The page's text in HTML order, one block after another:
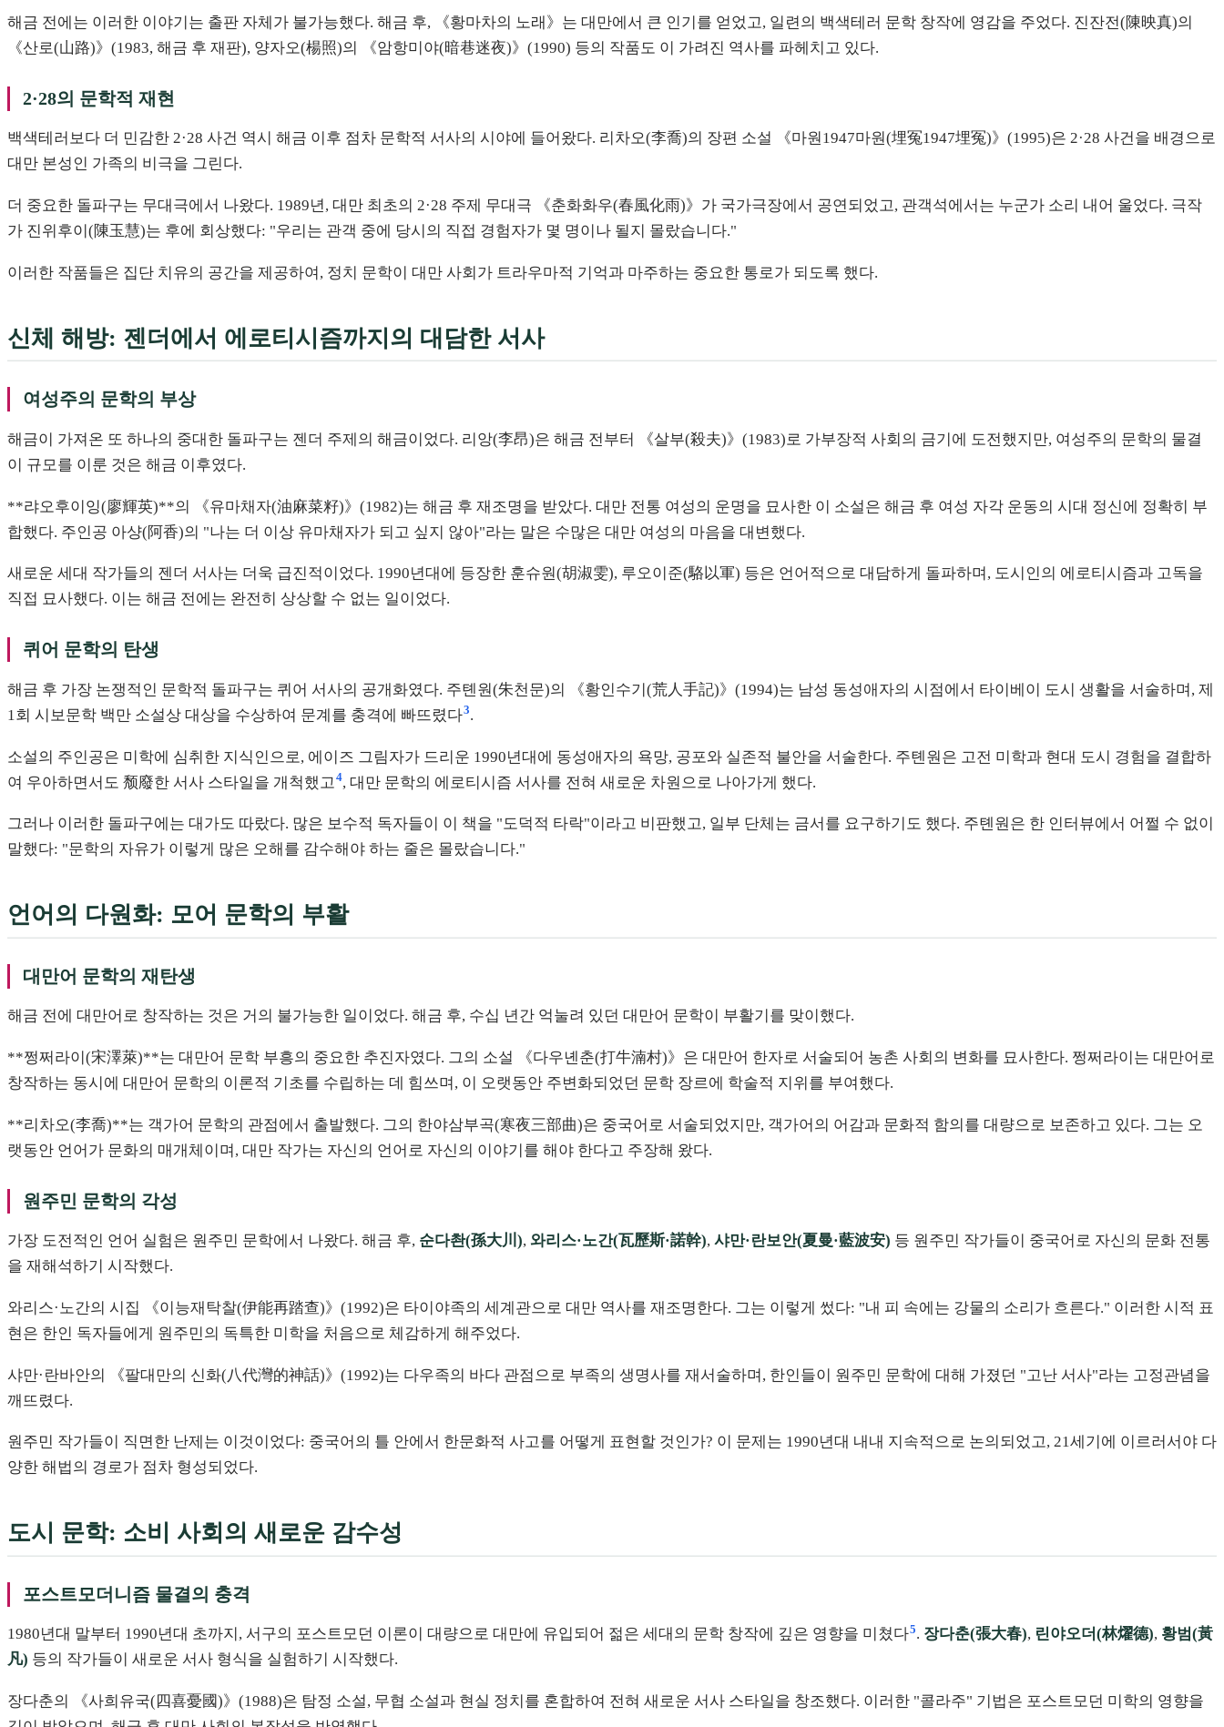
해금 전에는 이러한 이야기는 출판 자체가 불가능했다. 해금 후, 《황마차의 노래》는 대만에서 큰 인기를 얻었고, 일련의 백색테러 문학 창작에 영감을 주었다. 진잔전(陳映真)의
《산로(山路)》(1983, 해금 후 재판), 양자오(楊照)의 《암항미야(暗巷迷夜)》(1990) 등의 작품도 이 가려진 역사를 파헤치고 있다.
2·28의 문학적 재현
백색테러보다 더 민감한 2·28 사건 역시 해금 이후 점차 문학적 서사의 시야에 들어왔다. 리차오(李喬)의 장편 소설 《마원1947마원(埋冤1947埋冤)》(1995)은 2·28 사건을 배경으로
대만 본성인 가족의 비극을 그린다.
더 중요한 돌파구는 무대극에서 나왔다. 1989년, 대만 최초의 2·28 주제 무대극 《춘화화우(春風化雨)》가 국가극장에서 공연되었고, 관객석에서는 누군가 소리 내어 울었다. 극작
가 진위후이(陳玉慧)는 후에 회상했다: "우리는 관객 중에 당시의 직접 경험자가 몇 명이나 될지 몰랐습니다."
이러한 작품들은 집단 치유의 공간을 제공하여, 정치 문학이 대만 사회가 트라우마적 기억과 마주하는 중요한 통로가 되도록 했다.
신체 해방: 젠더에서 에로티시즘까지의 대담한 서사
여성주의 문학의 부상
해금이 가져온 또 하나의 중대한 돌파구는 젠더 주제의 해금이었다. 리앙(李昂)은 해금 전부터 《살부(殺夫)》(1983)로 가부장적 사회의 금기에 도전했지만, 여성주의 문학의 물결
이 규모를 이룬 것은 해금 이후였다.
**랴오후이잉(廖輝英)**의 《유마채자(油麻菜籽)》(1982)는 해금 후 재조명을 받았다. 대만 전통 여성의 운명을 묘사한 이 소설은 해금 후 여성 자각 운동의 시대 정신에 정확히 부
합했다. 주인공 아샹(阿香)의 "나는 더 이상 유마채자가 되고 싶지 않아"라는 말은 수많은 대만 여성의 마음을 대변했다.
새로운 세대 작가들의 젠더 서사는 더욱 급진적이었다. 1990년대에 등장한 훈슈원(胡淑雯), 루오이준(駱以軍) 등은 언어적으로 대담하게 돌파하며, 도시인의 에로티시즘과 고독을
직접 묘사했다. 이는 해금 전에는 완전히 상상할 수 없는 일이었다.
퀴어 문학의 탄생
해금 후 가장 논쟁적인 문학적 돌파구는 퀴어 서사의 공개화였다. 주톈원(朱천문)의 《황인수기(荒人手記)》(1994)는 남성 동성애자의 시점에서 타이베이 도시 생활을 서술하며, 제
1회 시보문학 백만 소설상 대상을 수상하여 문계를 충격에 빠뜨렸다3.
소설의 주인공은 미학에 심취한 지식인으로, 에이즈 그림자가 드리운 1990년대에 동성애자의 욕망, 공포와 실존적 불안을 서술한다. 주톈원은 고전 미학과 현대 도시 경험을 결합하
여 우아하면서도 颓廢한 서사 스타일을 개척했고 4, 대만 문학의 에로티시즘 서사를 전혀 새로운 차원으로 나아가게 했다.
그러나 이러한 돌파구에는 대가도 따랐다. 많은 보수적 독자들이 이 책을 "도덕적 타락"이라고 비판했고, 일부 단체는 금서를 요구하기도 했다. 주톈원은 한 인터뷰에서 어쩔 수 없이
말했다: "문학의 자유가 이렇게 많은 오해를 감수해야 하는 줄은 몰랐습니다."
언어의 다원화: 모어 문학의 부활
대만어 문학의 재탄생
해금 전에 대만어로 창작하는 것은 거의 불가능한 일이었다. 해금 후, 수십 년간 억눌려 있던 대만어 문학이 부활기를 맞이했다.
**쩡쩌라이(宋澤萊)**는 대만어 문학 부흥의 중요한 추진자였다. 그의 소설 《다우녠춘(打牛湳村)》은 대만어 한자로 서술되어 농촌 사회의 변화를 묘사한다. 쩡쩌라이는 대만어로
창작하는 동시에 대만어 문학의 이론적 기초를 수립하는 데 힘쓰며, 이 오랫동안 주변화되었던 문학 장르에 학술적 지위를 부여했다.
**리차오(李喬)**는 객가어 문학의 관점에서 출발했다. 그의 한야삼부곡(寒夜三部曲)은 중국어로 서술되었지만, 객가어의 어감과 문화적 함의를 대량으로 보존하고 있다. 그는 오
랫동안 언어가 문화의 매개체이며, 대만 작가는 자신의 언어로 자신의 이야기를 해야 한다고 주장해 왔다.
원주민 문학의 각성
가장 도전적인 언어 실험은 원주민 문학에서 나왔다. 해금 후, 순다촨(孫大川), 와리스·노간(瓦歷斯·諾幹), 샤만·란보안(夏曼·藍波安) 등 원주민 작가들이 중국어로 자신의 문화 전통
을 재해석하기 시작했다.
와리스·노간의 시집 《이능재탁찰(伊能再踏查)》(1992)은 타이야족의 세계관으로 대만 역사를 재조명한다. 그는 이렇게 썼다: "내 피 속에는 강물의 소리가 흐른다." 이러한 시적 표
현은 한인 독자들에게 원주민의 독특한 미학을 처음으로 체감하게 해주었다.
샤만·란바안의 《팔대만의 신화(八代灣的神話)》(1992)는 다우족의 바다 관점으로 부족의 생명사를 재서술하며, 한인들이 원주민 문학에 대해 가졌던 "고난 서사"라는 고정관념을
깨뜨렸다.
원주민 작가들이 직면한 난제는 이것이었다: 중국어의 틀 안에서 한문화적 사고를 어떻게 표현할 것인가? 이 문제는 1990년대 내내 지속적으로 논의되었고, 21세기에 이르러서야 다
양한 해법의 경로가 점차 형성되었다.
도시 문학: 소비 사회의 새로운 감수성
포스트모더니즘 물결의 충격
1980년대 말부터 1990년대 초까지, 서구의 포스트모던 이론이 대량으로 대만에 유입되어 젊은 세대의 문학 창작에 깊은 영향을 미쳤다5. 장다춘(張大春), 린야오더(林燿德), 황범(黃
凡) 등의 작가들이 새로운 서사 형식을 실험하기 시작했다.
장다춘의 《사희유국(四喜憂國)》(1988)은 탐정 소설, 무협 소설과 현실 정치를 혼합하여 전혀 새로운 서사 스타일을 창조했다. 이러한 "콜라주" 기법은 포스트모던 미학의 영향을